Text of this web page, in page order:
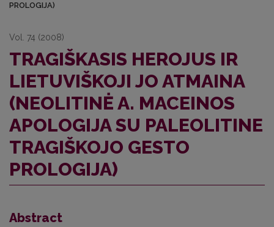
PROLOGIJA)
Vol. 74 (2008)
TRAGIŠKASIS HEROJUS IR
LIETUVIŠKOJI JO ATMAINA
(NEOLITINĖ A. MACEINOS
APOLOGIJA SU PALEOLITINE
TRAGIŠKOJO GESTO
PROLOGIJA)
Abstract